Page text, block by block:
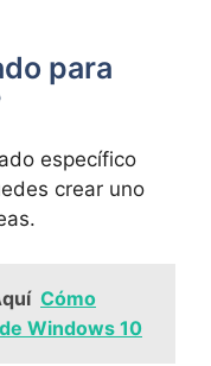
para
específico
crear uno
Cómo
Windows 10